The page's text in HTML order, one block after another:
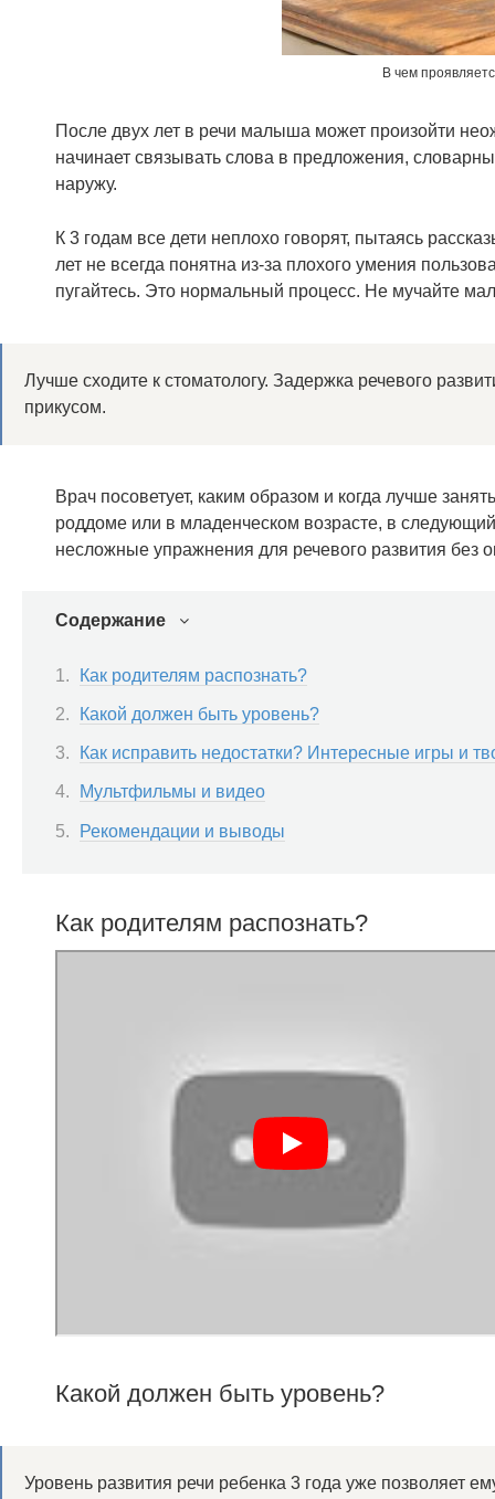
В чем
После двух лет в речи малыша может произойти
начинает связывать слова в предложения,
наружу.
К 3 годам все дети неплохо говорят, пытаясь
лет не всегда понятна из-за плохого умения
пугайтесь. Это нормальный процесс. Не мучайте
Лучше сходите к стоматологу. Задержка речевого
прикусом.
Врач посоветует, каким образом и когда лучше
роддоме или в младенческом возрасте, в
несложные упражнения для речевого развития без
Содержание
Как родителям распознать?
Какой должен быть уровень?
Как исправить недостатки? Интересные игры и
Мультфильмы и видео
Рекомендации и выводы
Как родителям распознать?
Какой должен быть уровень?
Уровень развития речи ребенка 3 года уже позволяет